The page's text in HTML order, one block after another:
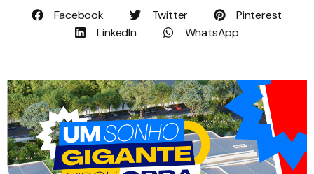
Facebook Twitter
Pinterest
LinkedIn
WhatsApp